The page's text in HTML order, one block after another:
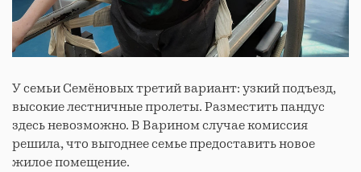
У семьи Семёновых третий вариант: узкий подъезд,
высокие лестничные пролеты. Разместить пандус
здесь невозможно. В Варином случае комиссия
решила, что выгоднее семье предоставить новое
жилое помещение.